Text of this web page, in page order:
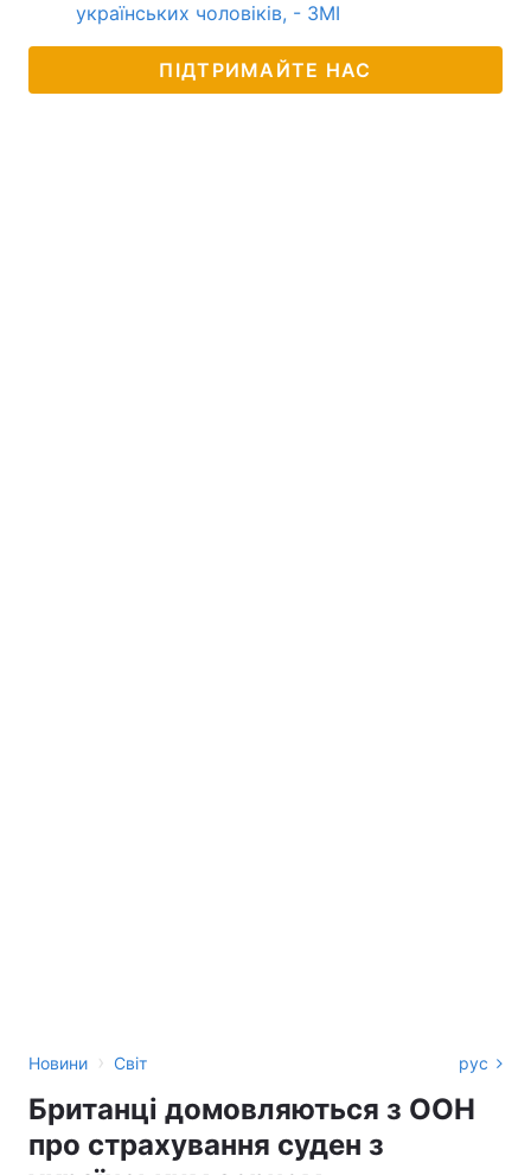
українських чоловіків, - ЗМІ
ПІДТРИМАЙТЕ НАС
Новини › Світ рус
Британці домовляються з ООН
про страхування суден з